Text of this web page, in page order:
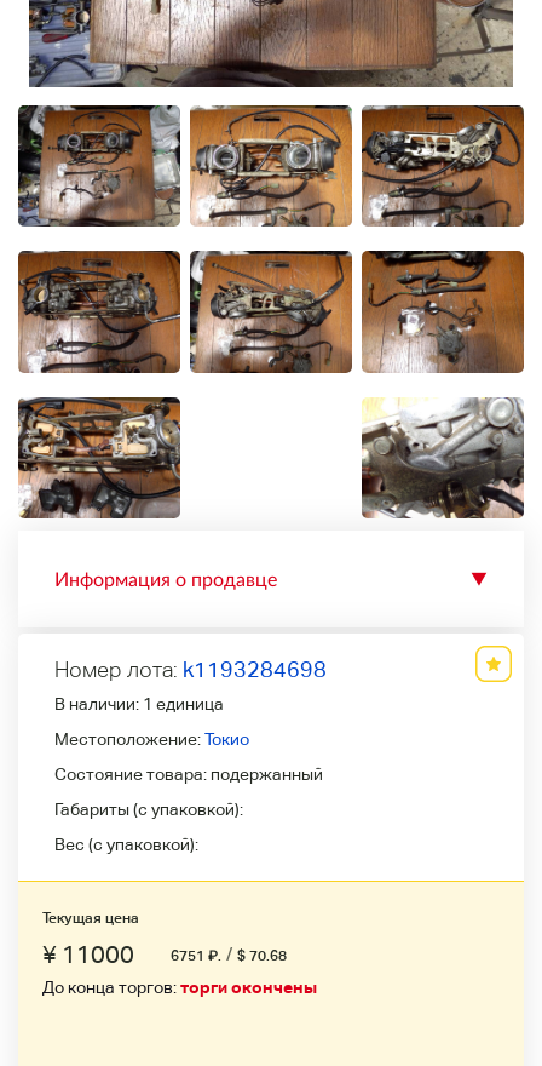
Информация о продавце ▼
Номер лота: k1193284698
В наличии: 1 единица
Местоположение:Токио
Состояние товара: подержанный
Габариты (с упаковкой):
Вес (с упаковкой):
Текущая цена
¥ 11000 6751 ₽. / $ 70.68
До конца торгов:торги окончены